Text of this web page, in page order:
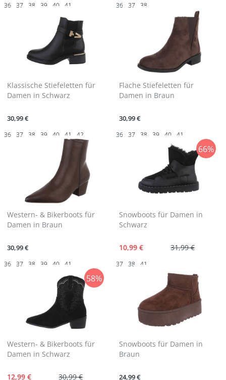
36 37 38 39 40 41 36 37 38
Klassische Stiefeletten für
Damen in Schwarz
30,99 €
36 37 38 39 40 41 42
Flache Stiefeletten für
Damen in Braun
30,99 €
36 37 38 39 40 41
Western- & Bikerboots für
Damen in Braun
30,99 €
36 37 38 39 40 41
66%
Snowboots für Damen in
Schwarz
31,99 €
10,99 €
37 38 41
58%
Western- & Bikerboots für
Damen in Schwarz
30,99 €
12,99 €
Snowboots für Damen in
Braun
24,99 €